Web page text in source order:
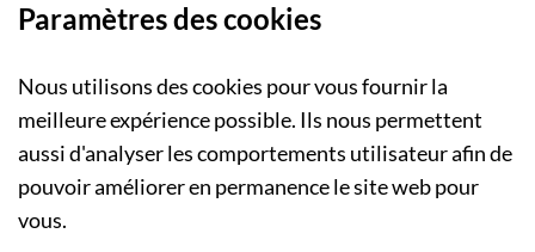
A PROPOS
Qui sommes-nous ?
Actualités
NOS RUBRIQUES
Paramètres des cookies
Nous utilisons des cookies pour vous fournir la
meilleure expérience possible. Ils nous permettent
aussi d'analyser les comportements utilisateur afin de
pouvoir améliorer en permanence le site web pour
vous.